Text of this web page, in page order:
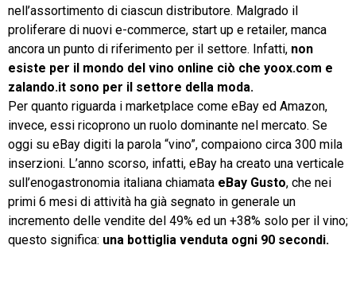
nell’assortimento di ciascun distributore. Malgrado il
proliferare di nuovi e-commerce, start up e retailer, manca
ancora un punto di riferimento per il settore. Infatti, non
esiste per il mondo del vino online ciò che yoox.com e
zalando.it sono per il settore della moda.
Per quanto riguarda i marketplace come eBay ed Amazon,
invece, essi ricoprono un ruolo dominante nel mercato. Se
oggi su eBay digiti la parola “vino”, compaiono circa 300 mila
inserzioni. L’anno scorso, infatti, eBay ha creato una verticale
sull’enogastronomia italiana chiamata eBay Gusto, che nei
primi 6 mesi di attività ha già segnato in generale un
incremento delle vendite del 49% ed un +38% solo per il vino;
questo significa: una bottiglia venduta ogni 90 secondi.